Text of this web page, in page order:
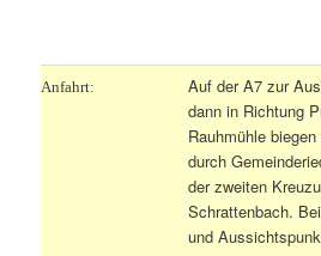
Anfahrt:
Auf der A7 zur
dann in Richtung
Rauhmühle
durch
der zweiten
Schrattenbach.
und